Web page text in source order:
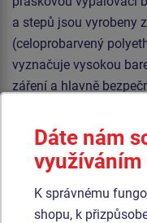
a stepů jsou vyrobeny
(celoprobarvený
vyznačuje vysokou
záření a hlavně
spojovací materiál je
Produkt - SM103
Dáte nám
K správnému
shopu, k